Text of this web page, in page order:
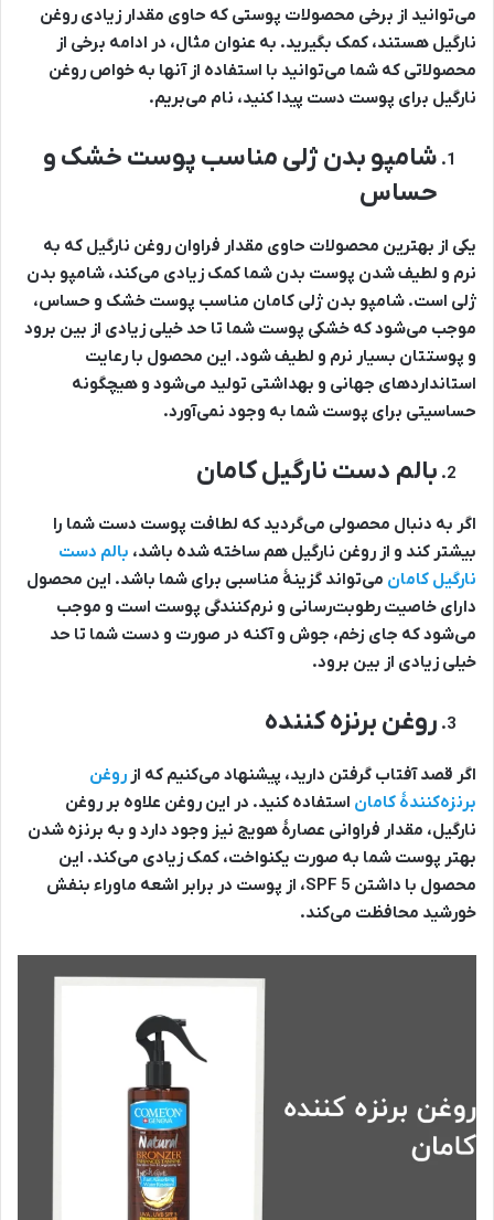
می‌توانید از برخی محصولات پوستی که حاوی مقدار زیادی روغن
نارگیل هستند، کمک بگیرید. به عنوان مثال، در ادامه برخی از
محصولاتی که شما می‌توانید با استفاده از آنها به خواص روغن
نارگیل برای پوست دست پیدا کنید، نام می‌بریم.
شامپو بدن ژلی مناسب پوست خشک و
حساس
یکی از بهترین محصولات حاوی مقدار فراوان روغن نارگیل که به
نرم و لطیف شدن پوست بدن شما کمک زیادی می‌کند، شامپو بدن
ژلی است. شامپو بدن ژلی کامان مناسب پوست خشک و حساس،
موجب می‌شود که خشکی پوست شما تا حد خیلی زیادی از بین برود
و پوستتان بسیار نرم و لطیف شود. این محصول با رعایت
استانداردهای جهانی و بهداشتی تولید می‌شود و هیچگونه
حساسیتی برای پوست شما به وجود نمی‌آورد.
بالم دست نارگیل کامان
اگر به دنبال محصولی می‌گردید که لطافت پوست دست شما را
بیشتر کند و از روغن نارگیل هم ساخته شده باشد، بالم دست
نارگیل کامان می‌تواند گزینۀ مناسبی برای شما باشد. این محصول
دارای خاصیت رطوبت‌رسانی و نرم‌کنندگی پوست است و موجب
می‌شود که جای زخم، جوش و آکنه در صورت و دست شما تا حد
خیلی زیادی از بین برود.
روغن برنزه کننده
اگر قصد آفتاب گرفتن دارید، پیشنهاد می‌کنیم که از روغن
برنزه‌کنندۀ کامان استفاده کنید. در این روغن علاوه بر روغن
نارگیل، مقدار فراوانی عصارۀ هویج نیز وجود دارد و به برنزه شدن
بهتر پوست شما به صورت یکنواخت، کمک زیادی می‌کند. این
محصول با داشتن SPF 5، از پوست در برابر اشعه ماوراء بنفش
خورشید محافظت می‌کند.